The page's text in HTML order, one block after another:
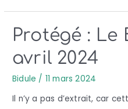
Protégé : Le
avril 2024
Bidule / 11 mars 2024
Il n’y a pas d’extrait, car